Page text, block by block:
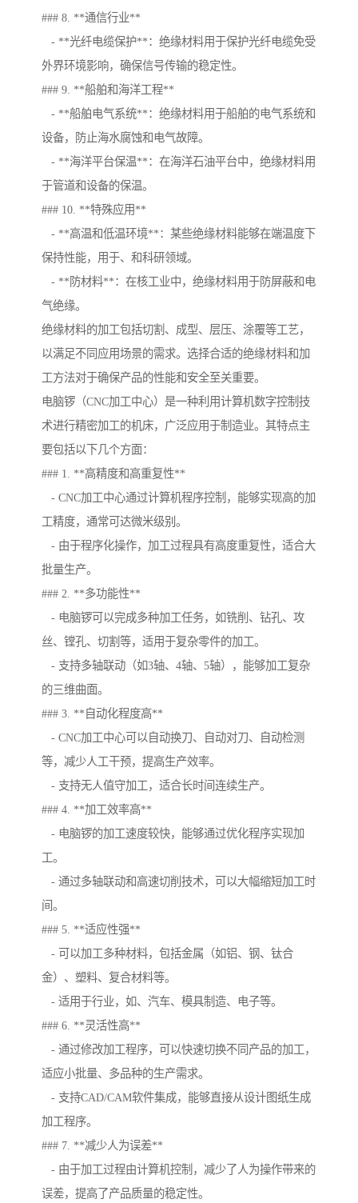
### 8. **通信行业**
- **光纤电缆保护**：绝缘材料用于保护光纤电缆免受
外界环境影响，确保信号传输的稳定性。
### 9. **船舶和海洋工程**
- **船舶电气系统**：绝缘材料用于船舶的电气系统和
设备，防止海水腐蚀和电气故障。
- **海洋平台保温**：在海洋石油平台中，绝缘材料用
于管道和设备的保温。
### 10. **特殊应用**
- **高温和低温环境**：某些绝缘材料能够在端温度下
保持性能，用于、和科研领域。
- **防材料**：在核工业中，绝缘材料用于防屏蔽和电
气绝缘。
绝缘材料的加工包括切割、成型、层压、涂覆等工艺，
以满足不同应用场景的需求。选择合适的绝缘材料和加
工方法对于确保产品的性能和安全至关重要。
电脑锣（CNC加工中心）是一种利用计算机数字控制技
术进行精密加工的机床，广泛应用于制造业。其特点主
要包括以下几个方面：
### 1. **高精度和高重复性**
- CNC加工中心通过计算机程序控制，能够实现高的加
工精度，通常可达微米级别。
- 由于程序化操作，加工过程具有高度重复性，适合大
批量生产。
### 2. **多功能性**
- 电脑锣可以完成多种加工任务，如铣削、钻孔、攻
丝、镗孔、切割等，适用于复杂零件的加工。
- 支持多轴联动（如3轴、4轴、5轴），能够加工复杂
的三维曲面。
### 3. **自动化程度高**
- CNC加工中心可以自动换刀、自动对刀、自动检测
等，减少人工干预，提高生产效率。
- 支持无人值守加工，适合长时间连续生产。
### 4. **加工效率高**
- 电脑锣的加工速度较快，能够通过优化程序实现加
工。
- 通过多轴联动和高速切削技术，可以大幅缩短加工时
间。
### 5. **适应性强**
- 可以加工多种材料，包括金属（如铝、钢、钛合
金）、塑料、复合材料等。
- 适用于行业，如、汽车、模具制造、电子等。
### 6. **灵活性高**
- 通过修改加工程序，可以快速切换不同产品的加工，
适应小批量、多品种的生产需求。
- 支持CAD/CAM软件集成，能够直接从设计图纸生成
加工程序。
### 7. **减少人为误差**
- 由于加工过程由计算机控制，减少了人为操作带来的
误差，提高了产品质量的稳定性。